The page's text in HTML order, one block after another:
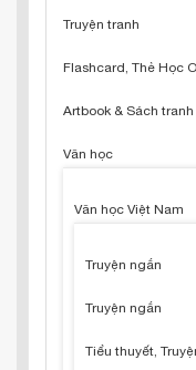
Truyện tranh
Flashcard, Thẻ Học
Artbook & Sách tranh
Văn học
Văn học Việt Nam
Truyện ngắn
Truyện ngắn
Tiểu thuyết,